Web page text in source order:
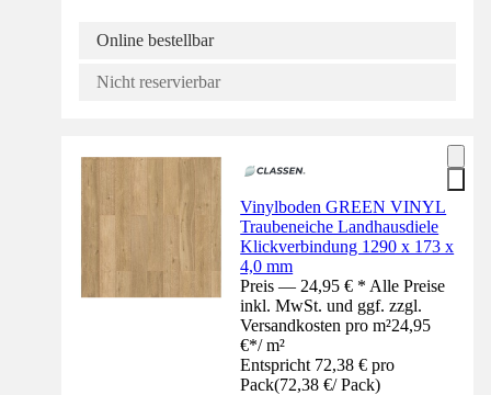
Online bestellbar
Nicht reservierbar
Vinylboden GREEN VINYL
Traubeneiche Landhausdiele
Klickverbindung 1290 x 173 x
4,0 mm
Preis — 24,95 € * Alle Preise
inkl. MwSt. und ggf. zzgl.
Versandkosten pro m²24,95
€*/ m²
Entspricht 72,38 € pro
Pack(72,38 €/ Pack)